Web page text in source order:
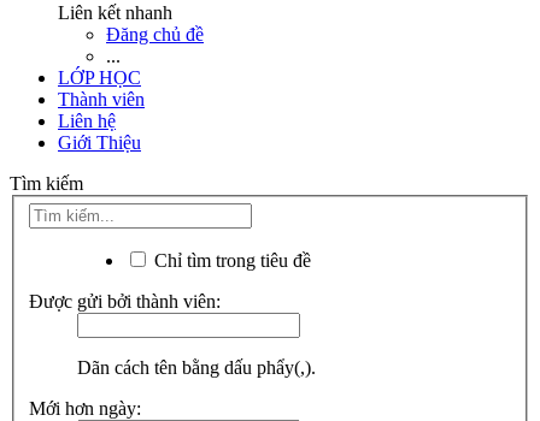
Liên kết nhanh
Đăng chủ đề
...
LỚP HỌC
Thành viên
Liên hệ
Giới Thiệu
Tìm kiếm
Chỉ tìm trong tiêu đề
Được gửi bởi thành viên:
Dãn cách tên bằng dấu phẩy(,).
Mới hơn ngày: